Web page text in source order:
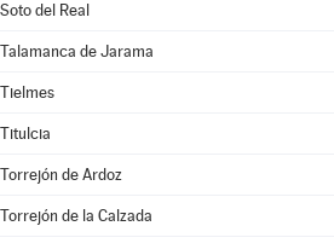
Soto del Real
Talamanca de Jarama
Tielmes
Titulcia
Torrejón de Ardoz
Torrejón de la Calzada